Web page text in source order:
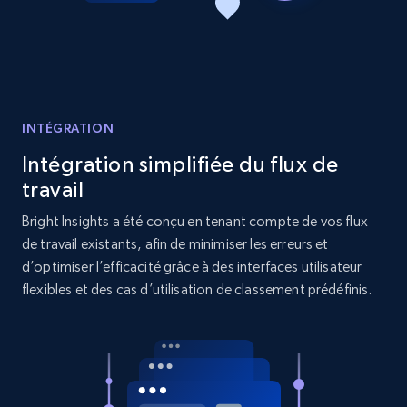
Etsy - Collects data from shop's URL
URL, Product id, Listing inventory id, Title, Rating,
price, and more.
322+
Amazon products search
Asin, URL, Name, Sponsored, Initial price, Final
INTÉGRATION
Intégration simplifiée du flux de
travail
Bright Insights a été conçu en tenant compte de vos flux
de travail existants, afin de minimiser les erreurs et
d’optimiser l’efficacité grâce à des interfaces utilisateur
flexibles et des cas d’utilisation de classement prédéfinis.